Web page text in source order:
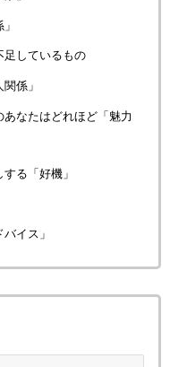
足しているもの
係」
あなたはどれほど「魅力
る「好機」
イス」